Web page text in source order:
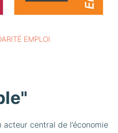
EMPLOI
acteur central de l’économie